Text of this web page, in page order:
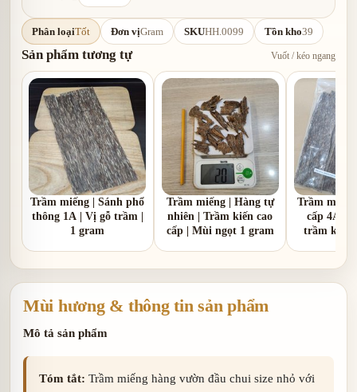
Phân loạiTốt Đơn vịGram SKUHH.0099 Tồn kho39
Sản phẩm tương tự Vuốt / kéo ngang
Trầm miếng | Sánh phổ
thông 1A | Vị gỗ trầm |
1 gram
Trầm miếng | Hàng tự
nhiên | Trầm kiến cao
cấp | Mùi ngọt 1 gram
Trầm
cấp 4A |
trầm kèm
Mùi hương & thông tin sản phẩm
Mô tả sản phẩm
Tóm tắt: Trầm miếng hàng vườn đầu chui size nhỏ với